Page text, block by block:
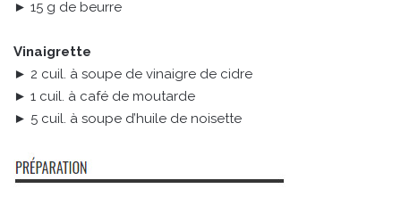
► 15 g de beurre
Vinaigrette
► 2 cuil. à soupe de vinaigre de cidre
► 1 cuil. à café de moutarde
► 5 cuil. à soupe d’huile de noisette